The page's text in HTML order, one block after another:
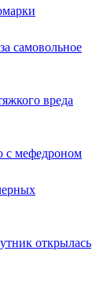
самовольное
вреда
с мефедроном
открылась